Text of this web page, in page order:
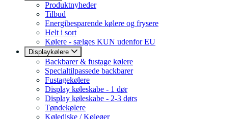
Produktnyheder
Tilbud
Energibesparende kølere og frysere
Helt i sort
Kølere - sælges KUN udenfor EU
Displaykølere
Backbarer & fustage kølere
Specialtilpassede backbarer
Fustagekølere
Display køleskabe - 1 dør
Display køleskabe - 2-3 dørs
Tøndekølere
Kølediske / Køleøer